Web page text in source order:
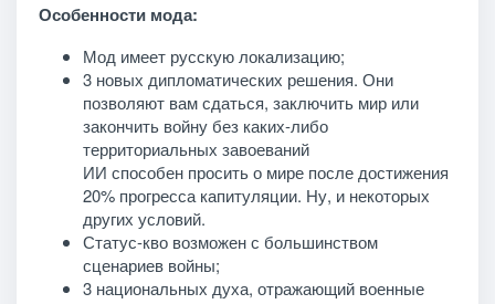
Особенности мода:
Мод имеет русскую локализацию;
3 новых дипломатических решения. Они
позволяют вам сдаться, заключить мир или
закончить войну без каких-либо
территориальных завоеваний
ИИ способен просить о мире после достижения
20% прогресса капитуляции. Ну, и некоторых
других условий.
Статус-кво возможен с большинством
сценариев войны;
3 национальных духа, отражающий военные